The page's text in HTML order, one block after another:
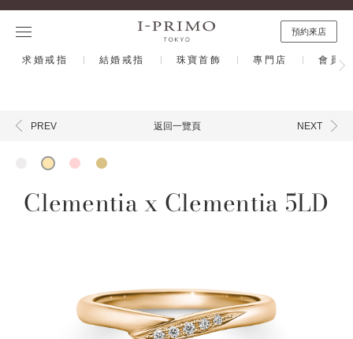
預約來店
求婚戒指 結婚戒指 珠寶首飾 專門店 會員
PREV 返回一覽頁 NEXT
Clementia x Clementia 5LD